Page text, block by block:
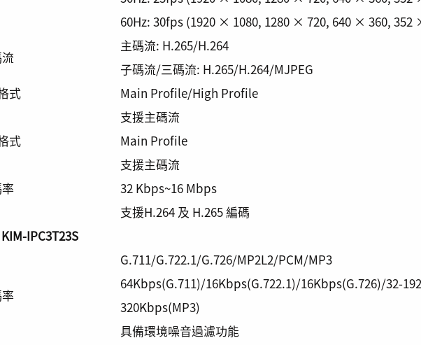
60Hz: 30fps (1920 × 1080, 1280 × 720, 640 × 360, 352
主碼流: H.265/H.264
子碼流/三碼流: H.265/H.264/MJPEG
式
Main Profile/High Profile
支援主碼流
式
Main Profile
支援主碼流
32 Kbps~16 Mbps
支援H.264 及 H.265 編碼
KIM-IPC3T23S
G.711/G.722.1/G.726/MP2L2/PCM/MP3
64Kbps(G.711)/16Kbps(G.722.1)/16Kbps(G.726)/32-
320Kbps(MP3)
具備環境噪音過濾功能